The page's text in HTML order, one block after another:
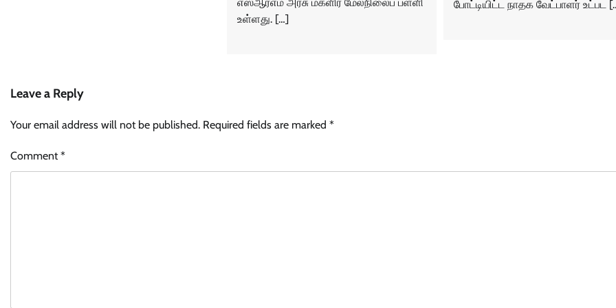
உள்ளது. […]
போட்டியிட்ட நாதக வேட்பாளர் உட்பட
Leave a Reply
Your email address will not be published. Required fields are marked *
Comment*